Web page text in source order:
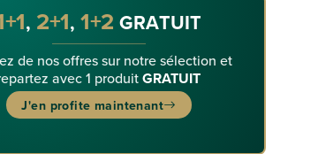
, 2+1,1+2 GRATUIT
de nos offres sur notre sélection et
avec 1 produitGRATUIT
J'en profite maintenant